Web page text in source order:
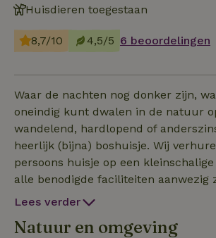
Huisdieren toegestaan
8,7/10 4,5/5 6 beoordelingen
Waar de nachten nog donker zijn,
oneindig kunt dwalen in de natuur
wandelend, hardlopend of anderszins... Ligt
heerlijk (bijna) boshuisje. Wij verhuren ons 4
persoons huisje op een
alle benodigde faciliteiten aanwezig
een zwembad, wasserette,
met speciale feestdagen. Het huisje is comfortabel
Lees verder
Natuur en omgeving